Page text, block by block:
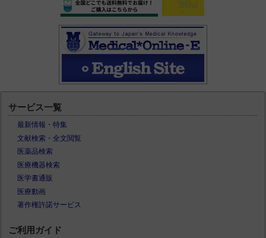
サービス一覧
最新情報・特集
文献検索・全文閲覧
医薬品検索
医療機器検索
医学書通販
医療動画
著作権許諾サービス
ご利用ガイド